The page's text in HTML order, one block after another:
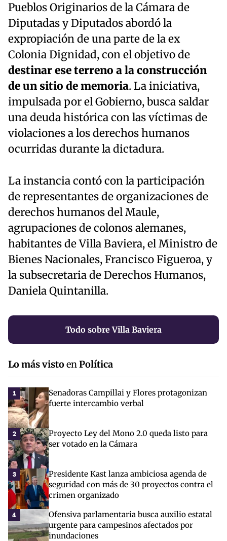
Pueblos Originarios de la Cámara de
Diputadas y Diputados abordó la
expropiación de una parte de la ex
Colonia Dignidad, con el objetivo de
destinar ese terreno a la construcción
de un sitio de memoria. La iniciativa,
impulsada por el Gobierno, busca saldar
una deuda histórica con las víctimas de
violaciones a los derechos humanos
ocurridas durante la dictadura.
La instancia contó con la participación
de representantes de organizaciones de
derechos humanos del Maule,
agrupaciones de colonos alemanes,
habitantes de Villa Baviera, el Ministro de
Bienes Nacionales, Francisco Figueroa, y
la subsecretaria de Derechos Humanos,
Daniela Quintanilla.
Todo sobre Villa Baviera
Lo más vistoenPolítica
1
Senadoras Campillai y Flores protagonizan
fuerte intercambio verbal
2
Proyecto Ley del Mono 2.0 queda listo para
ser votado en la Cámara
3
Presidente Kast lanza ambiciosa agenda de
seguridad con más de 30 proyectos contra el
crimen organizado
4
Ofensiva parlamentaria busca auxilio estatal
urgente para campesinos afectados por
inundaciones